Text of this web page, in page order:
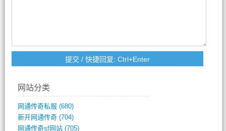
网站分类
网通传奇私服 (680)
新开网通传奇(704)
网通传奇sf网站(705)